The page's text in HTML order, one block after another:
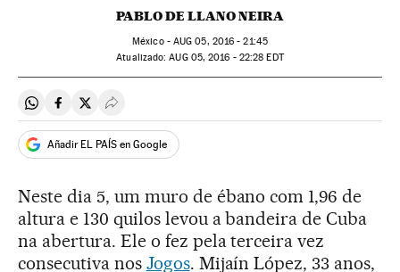
PABLO DE LLANO NEIRA
México - AUG 05, 2016 - 21:45
atualizado: AUG05, 2016 - 22:28 EDT
Compartir en Whatsapp
Compartir en Facebook
Compartir en Twitter
Desplegar Redes Sociales
Añadir EL PAÍS en Google
Neste dia 5, um muro de ébano com 1,96 de
altura e 130 quilos levou a bandeira de Cuba
na abertura. Ele o fez pela terceira vez
consecutiva nos Jogos. Mijaín López, 33 anos,